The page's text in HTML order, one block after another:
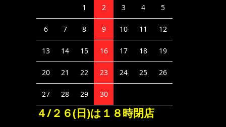
1 2 3 4 5
6 7 8 9 10 11 12
13 14 15 16 17 18 19
20 21 22 23 24 25 26
27 28 29 30
４/２６(日)は１８時閉店